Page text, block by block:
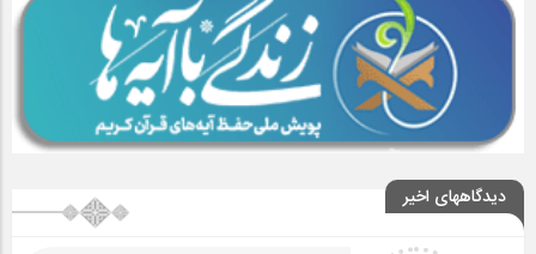
دیدگاههای اخیر